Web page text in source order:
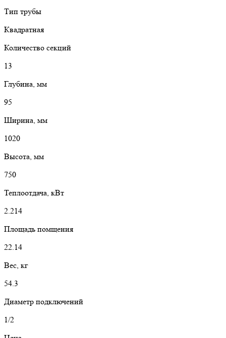
Тип трубы
Квадратная
Количество секций
13
Глубина, мм
95
Ширина, мм
1020
Высота, мм
750
Теплоотдача, кВт
2.214
Площадь помщения
22.14
Вес, кг
54.3
Диаметр подключений
1/2